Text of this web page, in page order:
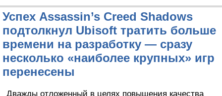
Успех Assassin’s Creed Shadows
подтолкнул Ubisoft тратить больше
времени на разработку — сразу
несколько «наиболее крупных» игр
перенесены
Дважды отложенный в целях повышения качества